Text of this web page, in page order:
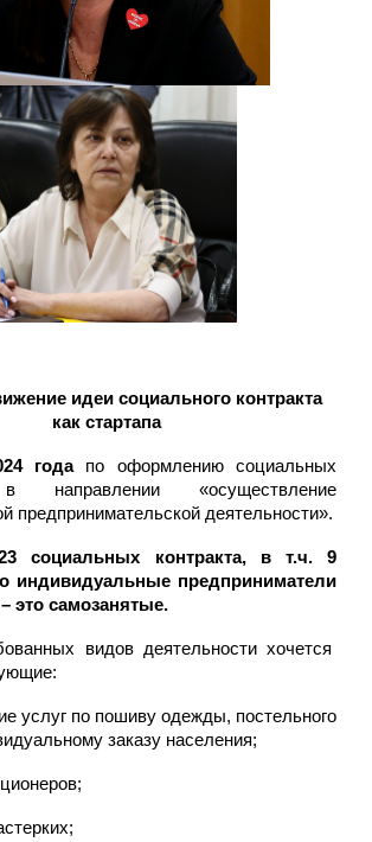
идеи социального контракта
как стартапа
годапо оформлению социальных
в направлении «осуществление
предпринимательской деятельности».
социальных контракта, в т.ч. 9
индивидуальные предприниматели
это самозанятые.
видов деятельности хочется
услуг по пошиву одежды, постельного
заказу населения;